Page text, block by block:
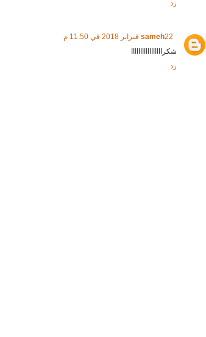
رد
sameh22 فبراير 2018 في 11:50 م
شكرااااااااااااااااا
رد